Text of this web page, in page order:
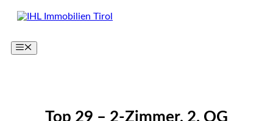
Zum
Inhalt
Menü
Top 29 – 2-Zimmer, 2. OG